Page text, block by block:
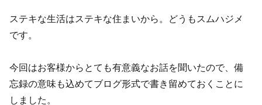
ステキな生活はステキな住まいから。どうもスムハジメ
です。
今回はお客様からとても有意義なお話を聞いたので、備
忘録の意味も込めてブログ形式で書き留めておくことに
しました。